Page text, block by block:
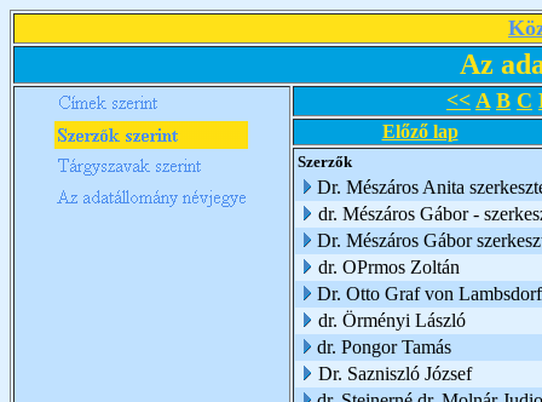
Az
<< A B C
Előző lap
Szerzők
Dr. Mészáros Anita
dr. Mészáros Gábor -
Dr. Mészáros Gábor
dr. OPrmos Zoltán
Dr. Otto Graf von
dr. Örményi László
dr. Pongor Tamás
Dr. Sazniszló József